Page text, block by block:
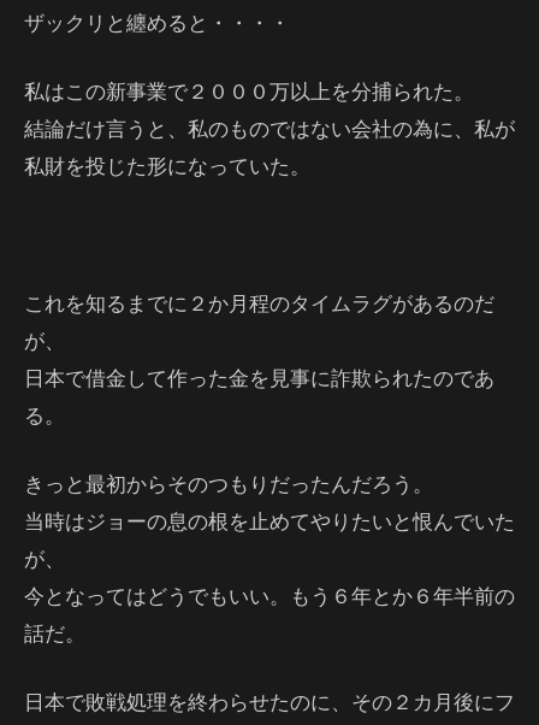
ザックリと纏めると・・・・
私はこの新事業で２０００万以上を分捕られた。
結論だけ言うと、私のものではない会社の為に、私が
私財を投じた形になっていた。
これを知るまでに２か月程のタイムラグがあるのだ
が、
日本で借金して作った金を見事に詐欺られたのであ
る。
きっと最初からそのつもりだったんだろう。
当時はジョーの息の根を止めてやりたいと恨んでいた
が、
今となってはどうでもいい。もう６年とか６年半前の
話だ。
日本で敗戦処理を終わらせたのに、その２カ月後にフ